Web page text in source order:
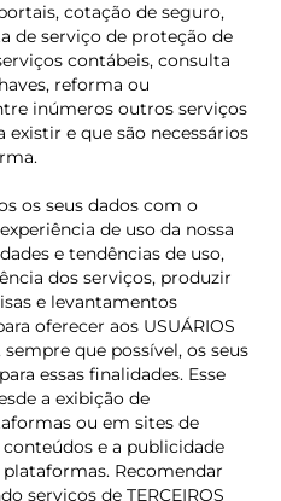
cotação de seguro,
de serviço de proteção de
contábeis, consulta
reforma ou
inúmeros outros serviços
e que são necessários
os seus dados com o
de uso da nossa
e tendências de uso,
dos serviços, produzir
e levantamentos
oferecer aos USUÁRIOS
que possível, os seus
essas finalidades. Esse
a exibição de
ou em sites de
conteúdos e a publicidade
Recomendar
serviços de TERCEIROS